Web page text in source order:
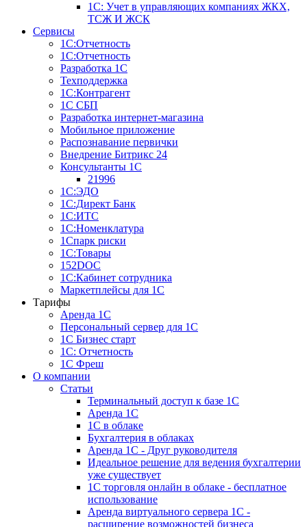
1C: Учет в управляющих компаниях ЖКХ,
ТСЖ И ЖСК
Сервисы
1С:Отчетность
1С:Отчетность
Разработка 1С
Техподдержка
1С:Контрагент
1С СБП
Разработка интернет-магазина
Мобильное приложение
Распознавание первички
Внедрение Битрикс 24
Консультанты 1С
21996
1С:ЭДО
1С:Директ Банк
1С:ИТС
1С:Номенклатура
1Спарк риски
1С:Товары
152DOC
1С:Кабинет сотрудника
Маркетплейсы для 1С
Тарифы
Аренда 1С
Персональный сервер для 1С
1С Бизнес старт
1С: Отчетность
1C Фреш
О компании
Статьи
Терминальный доступ к базе 1С
Аренда 1С
1С в облаке
Бухгалтерия в облаках
Аренда 1С - Друг руководителя
Идеальное решение для ведения бухгалтерии
уже существует
1С торговля онлайн в облаке - бесплатное
использование
Аренда виртуального сервера 1С -
расширение возможностей бизнеса